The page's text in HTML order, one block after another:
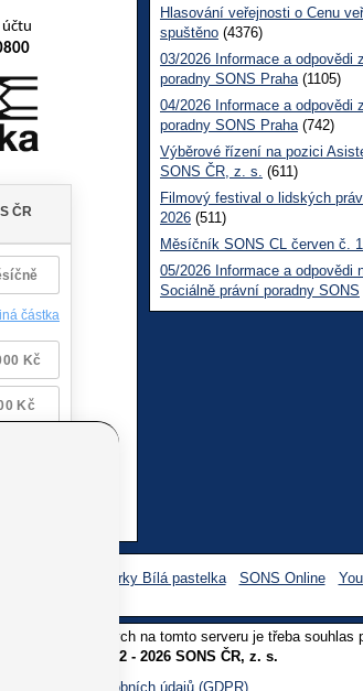
účtu
Hlasování veřejnosti o Cenu
spuštěno (4376)
03/2026 Informace a odpovědi
poradny SONS Praha (1105)
04/2026 Informace a odpovědi
poradny SONS Praha (742)
Výběrové řízení na pozici
SONS ČR, z. s. (611)
Filmový festival o lidských
2026 (511)
Měsíčník SONS CL červen č.
05/2026 Informace a odpovědi
Sociálně právní poradny SONS
Facebook sbírky Bílá pastelka SONS Online
obrázků uvedených na tomto serveru je třeba souhlas
Copyright © 2012 - 2026 SONS ČR, z. s.
Ochrana osobních údajů (GDPR)